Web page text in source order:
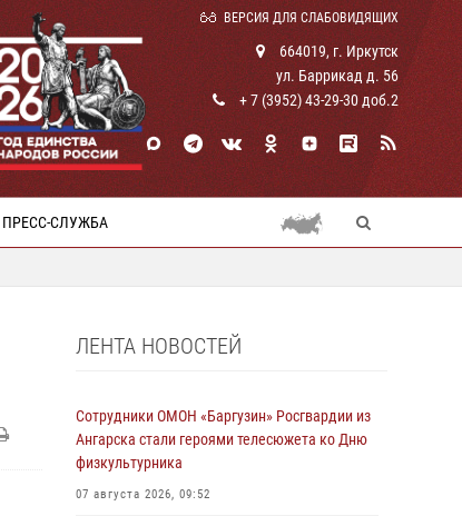
ВЕРСИЯ ДЛЯ СЛАБОВИДЯЩИХ
664019, г. Иркутск
ул. Баррикад д. 56
+ 7 (3952) 43-29-30 доб.2
ПРЕСС-СЛУЖБА
ЛЕНТА НОВОСТЕЙ
Сотрудники ОМОН «Баргузин» Росгвардии из
Ангарска стали героями телесюжета ко Дню
физкультурника
07 августа 2026, 09:52